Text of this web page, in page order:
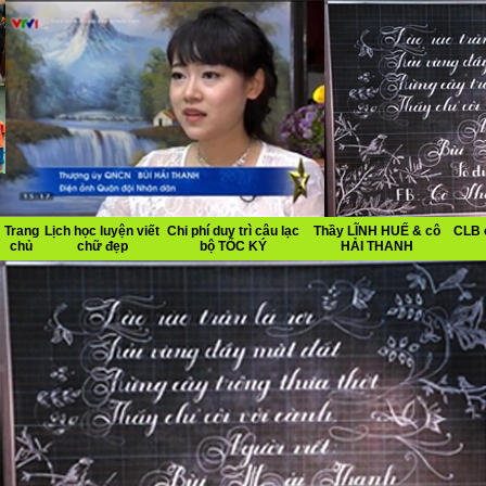
Trang
chủ
Lịch học luyện viết
chữ đẹp
Chi phí duy trì câu lạc
bộ TỐC KÝ
Thầy LĨNH HUẾ & cô
HẢI THANH
CLB